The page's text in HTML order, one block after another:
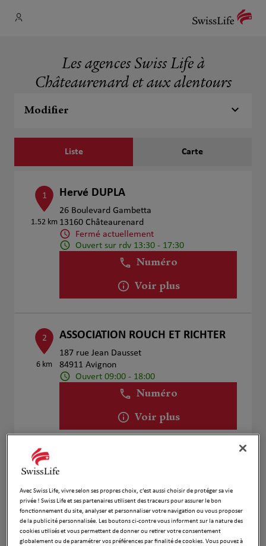
Les agences Swiss Life à
Châteaurenard et aux alentours
Modifier
Liste Carte
1
1.52 km
Hervé DUPLA
26 Boulevard Gambetta
13160 Châteaurenard
Fermé actuellement
Ouvert sur rdv 13:30 - 17:30
Numéro
Voir plus
2
6 km
ASSOCIATION ROUCH ET RICHTER
187 rue Jean Dausset
84911 Avignon
Ouvert 09:00 - 18:00
Numéro
Voir plus
3
8.66 km
Ouvert 09:00 - 12:00 et 13:00 - 18:00
Numéro
Voir plus
Avec Swiss Life, vivre selon ses propres choix, c’est aussi choisir de protéger sa vie
privée ! Swiss Life et ses partenaires utilisent des traceurs pour assurer le bon
fonctionnement du site, analyser et personnaliser votre navigation ou vous proposer
de la publicité personnalisée. Les boutons ci-contre vous informent sur la nature des
cookies utilisés et vous permettent de donner ou retirer votre consentement
globalement ou de paramétrer vos préférences par finalité de cookies. Vous pouvez à